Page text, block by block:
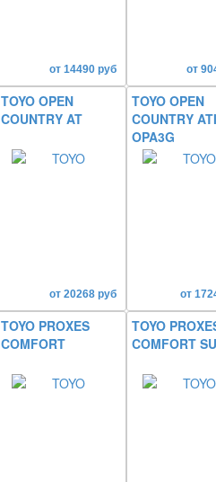
от 14490 руб от
TOYO OPEN
COUNTRY AT
от 20268 руб
TOYO OPEN
COUNTRY
OPA3G
от
TOYO PROXES
COMFORT
TOYO
COMFORT